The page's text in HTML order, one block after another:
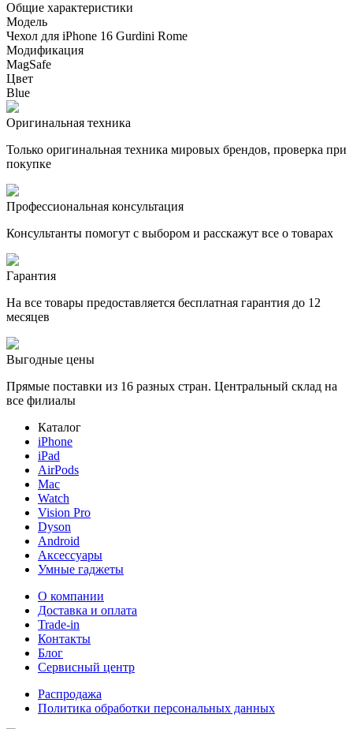
Общие характеристики
Модель
Чехол для iPhone 16 Gurdini Rome
Модификация
MagSafe
Цвет
Blue
Оригинальная техника
Только оригинальная техника мировых брендов, проверка при
покупке
Профессиональная консультация
Консультанты помогут с выбором и расскажут все о товарах
Гарантия
На все товары предоставляется бесплатная гарантия до 12
месяцев
Выгодные цены
Прямые поставки из 16 разных стран. Центральный склад на
все филиалы
Каталог
iPhone
iPad
AirPods
Mac
Watch
Vision Pro
Dyson
Android
Аксессуары
Умные гаджеты
О компании
Доставка и оплата
Trade-in
Контакты
Блог
Сервисный центр
Распродажа
Политика обработки персональных данных